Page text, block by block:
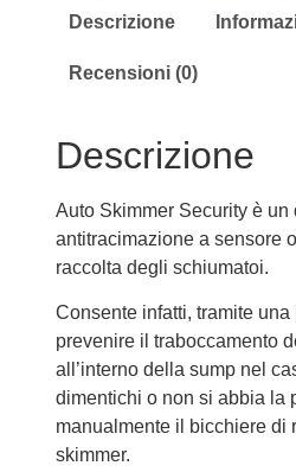
Descrizione
Recensioni (0)
Descrizione
Auto Skimmer Security è un
antitracimazione a sensore
raccolta degli schiumatoi.
Consente infatti, tramite
prevenire il traboccamento
all’interno della sump nel
dimentichi o non si abbia la
manualmente il bicchiere di
skimmer.